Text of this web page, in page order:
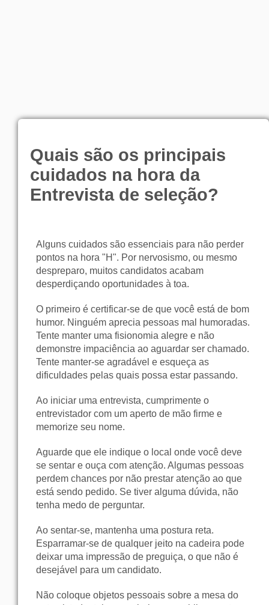
Quais são os principais
cuidados na hora da
Entrevista de seleção?
Alguns cuidados são essenciais para não perder
pontos na hora "H". Por nervosismo, ou mesmo
despreparo, muitos candidatos acabam
desperdiçando oportunidades à toa.
O primeiro é certificar-se de que você está de bom
humor. Ninguém aprecia pessoas mal humoradas.
Tente manter uma fisionomia alegre e não
demonstre impaciência ao aguardar ser chamado.
Tente manter-se agradável e esqueça as
dificuldades pelas quais possa estar passando.
Ao iniciar uma entrevista, cumprimente o
entrevistador com um aperto de mão firme e
memorize seu nome.
Aguarde que ele indique o local onde você deve
se sentar e ouça com atenção. Algumas pessoas
perdem chances por não prestar atenção ao que
está sendo pedido. Se tiver alguma dúvida, não
tenha medo de perguntar.
Ao sentar-se, mantenha uma postura reta.
Esparramar-se de qualquer jeito na cadeira pode
deixar uma impressão de preguiça, o que não é
desejável para um candidato.
Não coloque objetos pessoais sobre a mesa do